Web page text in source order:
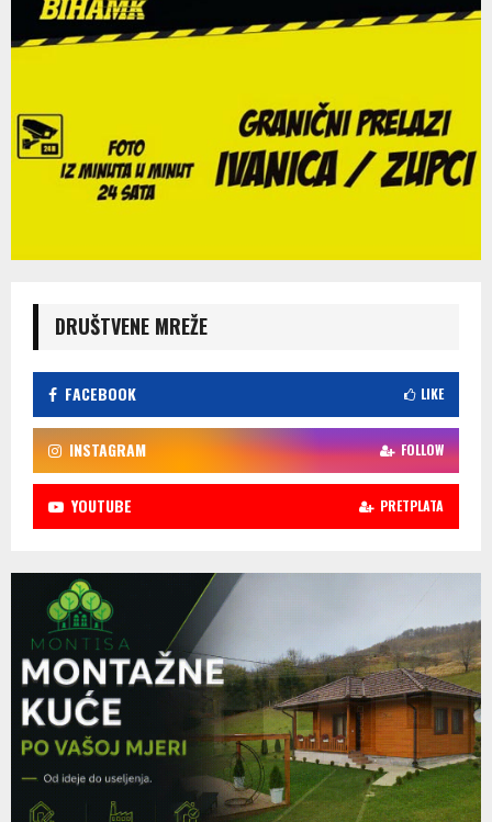
DRUŠTVENE MREŽE
FACEBOOK LIKE
INSTAGRAM FOLLOW
YOUTUBE PRETPLATA